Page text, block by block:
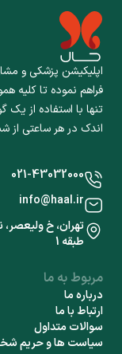
اپلیکیشن پزشکی و
فراهم نموده تا کلیه
تنها با استفاده از
اندک در هر ساعتی از
مربوط به ما
درباره ما
ارتباط با ما
سوالات متداول
سياست ها و حريم
021-43032000
info@haal.ir
طبقه 1